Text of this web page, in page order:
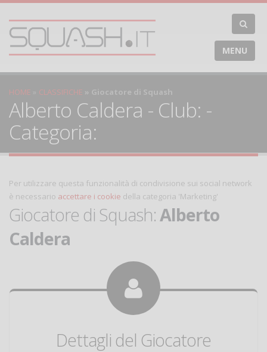
MENU
HOME CLASSIFICHE Giocatore di Squash
Alberto Caldera - Club: -
Categoria:
Per utilizzare questa funzionalità di condivisione sui social network
è necessario accettare i cookie della categoria 'Marketing'
Giocatore di Squash:Alberto
Caldera
Dettagli del Giocatore